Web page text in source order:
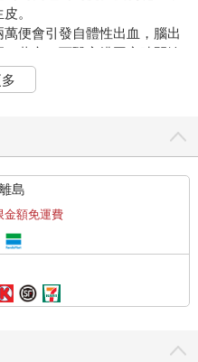
。
便會引發自體性出血，腦出
萬六。西醫安排固定時間輸
。中醫合併照護，每天開立
。
，慎重淨手去殼剝皮，無異敬
媽祖娘娘、關聖帝君、藥師
力向神明祈求說，拜託請讓
舊剝著花生衣。
暉生病以前，我們從來沒有
。
島
金額免運費